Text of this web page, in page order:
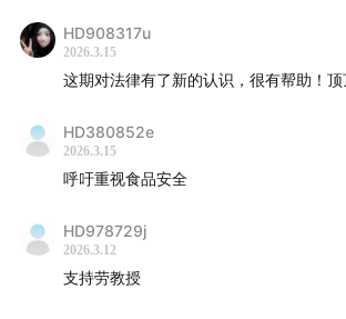
HD908317u
2026.3.15
这期对法律有了新的认识，很有帮助！顶
HD380852e
2026.3.15
呼吁重视食品安全
HD978729j
2026.3.12
支持劳教授